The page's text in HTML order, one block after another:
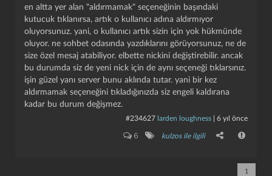
en altta yer alan "aldırmamak" seçeneğinin başındaki
kutucuk tıklanırsa, artık o kullanıcı adına aldırmıyor
oluyorsunuz. yani, o kullanıcı artık sizin için yok hükmünde
oluyor. ne sohbet odasında yazdıklarını görüyorsunuz, ne de
size özel mesaj atabiliyor. elbette nickini değiştirebilir. ancak
bu durumda siz de yeni nick için de aynı seçeneği tıklarsınız.
işin güzel yanı server bunu aklında tutar. yani bir kez
aldırmamak seçeneğini tıkladığınızda siz engeli kaldırana
kadar bu durum değişmez.
#234627 larden loughness 6 yıl önce
6 kulzos ile ilgili
1